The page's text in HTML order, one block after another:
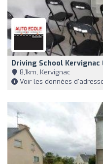
Driving School Kervignac
8,1km, Kervignac
Voir les données